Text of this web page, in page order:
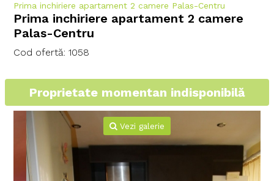
Prima inchiriere apartament 2 camere Palas-Centru
Prima inchiriere apartament 2 camere
Palas-Centru
Cod ofertă: 1058
Proprietate momentan indisponibilă
Vezi galerie